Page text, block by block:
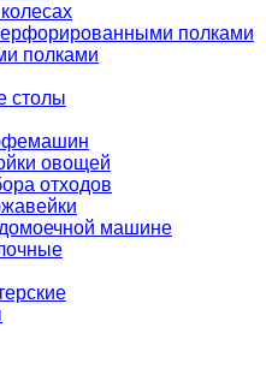
полками
полками
столы
овощей
отходов
машине